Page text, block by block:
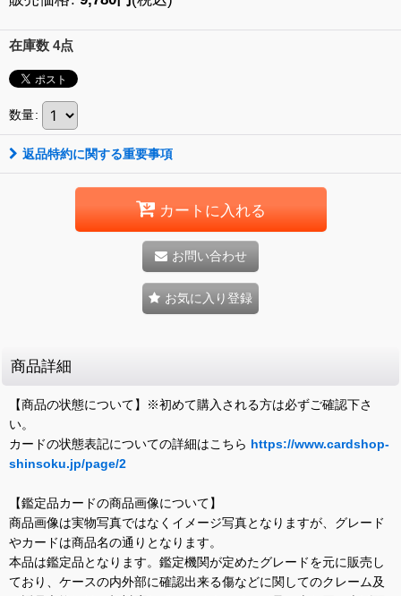
在庫数 4点
数量:
返品特約に関する重要事項
カートに入れる
お問い合わせ
お気に入り登録
商品詳細
【商品の状態について】※初めて購入される方は必ずご確認下さ
い。
カードの状態表記についての詳細はこちら https://www.cardshop-
shinsoku.jp/page/2
【鑑定品カードの商品画像について】
商品画像は実物写真ではなくイメージ写真となりますが、グレード
やカードは商品名の通りとなります。
本品は鑑定品となります。鑑定機関が定めたグレードを元に販売し
ており、ケースの内外部に確認出来る傷などに関してのクレーム及